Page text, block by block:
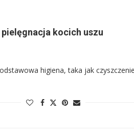
kocich uszu
higiena, taka jak